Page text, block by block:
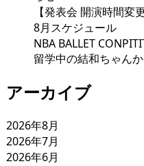
【発表会 開演時間変
8月スケジュール
NBA BALLET
留学中の結和ちゃん
アーカイブ
2026年8月
2026年7月
2026年6月